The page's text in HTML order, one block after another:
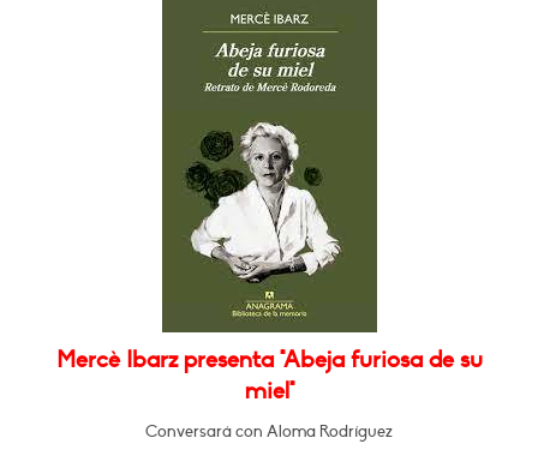
Mercè Ibarz presenta "Abeja furiosa de su
miel"
Conversará con Aloma Rodríguez